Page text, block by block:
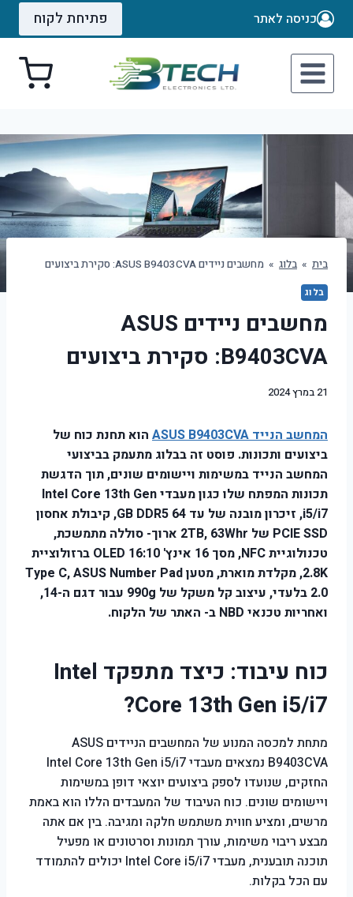
Skip
כניסה לאתר פתיחת לקוח
בית » בלוג » מחשבים ניידים ASUS B9403CVA: סקירת ביצועים
בלוג
מחשבים ניידים ASUS
B9403CVA: סקירת ביצועים
21 במרץ 2024
המחשב הנייד ASUS B9403CVA
הוא תחנת כוח של
ביצועים ותכונות. פוסט זה בבלוג מתעמק בביצועי
המחשב הנייד במשימות ויישומים שונים, תוך הדגשת
תכונות המפתח שלו כגון מעבדי Intel Core 13th Gen
i5/i7, זיכרון מובנה של עד 64 GB DDR5, קיבולת אחסון
PCIE SSD של 2TB, 63Whr ארוך- סוללה מתמשכת,
טכנולוגיית NFC, מסך 16 אינץ' 16:10 OLED ברזולוציית
2.8K, מקלדת מוארת, מטען Type C, ASUS Number Pad
2.0 בלעדי, עיצוב קל משקל של 990g עבור דגם ה-14,
ואחריות טכנאי NBD ב- האתר של הלקוח.
כוח עיבוד: כיצד מתפקד Intel
Core 13th Gen i5/i7?
מתחת למכסה המנוע של המחשבים הניידים ASUS
B9403CVA נמצאים מעבדי Intel Core 13th Gen i5/i7
החזקים, שנועדו לספק ביצועים יוצאי דופן במשימות
ויישומים שונים. כוח העיבוד של המעבדים הללו הוא באמת
מרשים, ומציע חווית משתמש חלקה ומגיבה. בין אם אתה
מבצע ריבוי משימות, עורך תמונות וסרטונים או מפעיל
תוכנה תובענית, מעבדי Intel Core i5/i7 יכולים להתמודד
עם הכל בקלות.